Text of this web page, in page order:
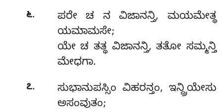
೬. ಪರೇಚ ನ ವಿಜಾನನ್ತಿ, ಮಯಮೇತ್ಥ
ಯಮಾಮಸೇ;
ಯೇ ಚ ತತ್ಥ ವಿಜಾನನ್ತಿ, ತತೋ ಸಮ್ಮನ್ತಿ
ಮೇಧಗಾ.
೭.
ಸುಭಾನುಪಸ್ಸಿಂ ವಿಹರನ್ತಂ, ಇನ್ದ್ರಿಯೇಸು
ಅಸಂವುತಂ;